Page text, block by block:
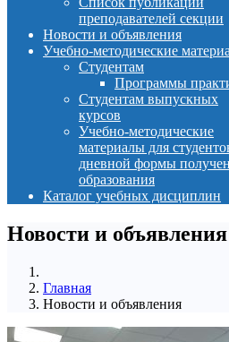
преподавателей секции
Новости и объявления
Учебно-методические
Студентам
Программы
Студентам выпускных
курсов
Учебно-методические
материалы для
дневной формы
образования
Каталог учебных дисциплин
Новости и объявления
Главная
Новости и объявления